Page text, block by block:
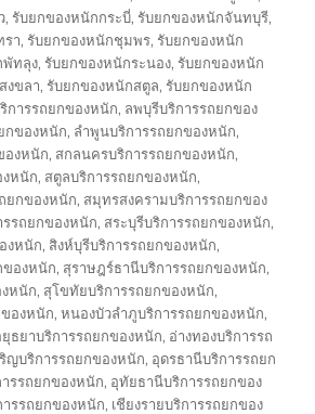
,รับยกของหนักกระบี่,รับยกของหนักจันทบุรี,
รา,รับยกของหนักชุมพร,รับยกของหนัก
พัทลุง,รับยกของหนักระนอง,รับยกของหนัก
งขลา,รับยกของหนักสตูล,รับยกของหนัก
การรถยกของหนัก, ลพบุรีบริการรถยกของ
กของหนัก, ลำพูนบริการรถยกของหนัก,
องหนัก, สกลนครบริการรถยกของหนัก,
งหนัก, สตูลบริการรถยกของหนัก,
ยกของหนัก, สมุทรสงครามบริการรถยกของ
รถยกของหนัก, สระบุรีบริการรถยกของหนัก,
งหนัก, สิงห์บุรีบริการรถยกของหนัก,
ของหนัก, สุราษฎร์ธานีบริการรถยกของหนัก,
หนัก, สุโขทัยบริการรถยกของหนัก,
องหนัก,หนองบัวลำภูบริการรถยกของหนัก,
ยุธยาบริการรถยกของหนัก, อ่างทองบริการรถ
ญบริการรถยกของหนัก, อุดรธานีบริการรถยก
รรถยกของหนัก, อุทัยธานีบริการรถยกของ
รรถยกของหนัก, เชียงรายบริการรถยกของ